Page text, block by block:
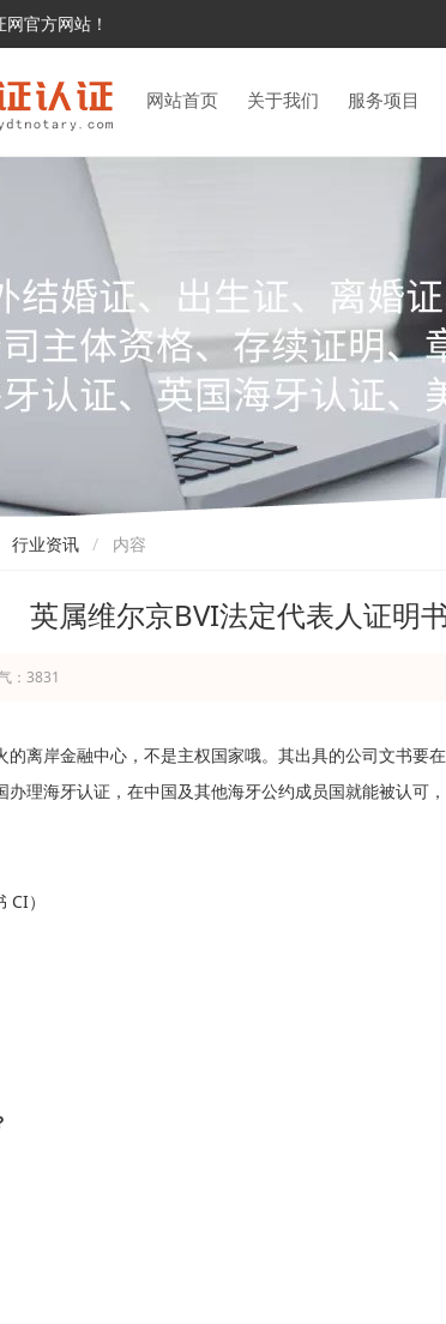
官方网站！
网站首页 关于我们 服务项目
行业资讯 内容
英属维尔京BVI法定代表人证明
：3831
的离岸金融中心，不是主权国家哦。其出具的公司文书要
办理海牙认证，在中国及其他海牙公约成员国就能被认可
）